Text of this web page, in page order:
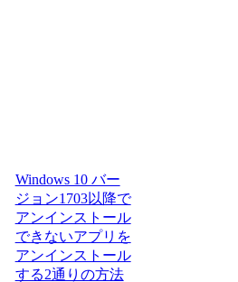
Windows 10 バー
ジョン1703以降で
アンインストール
できないアプリを
アンインストール
する2通りの方法